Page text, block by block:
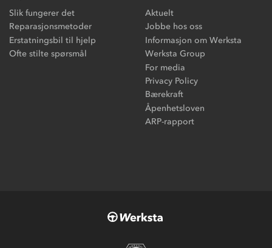
Slik fungerer det
Reparasjonsmetoder
Erstatningsbil til hjelp
Ofte stilte spørsmål
Aktuelt
Jobbe hos oss
Informasjon om Werksta
Werksta Group
For media
Privacy Policy
Bærekraft
Åpenhetsloven
ARP-rapport